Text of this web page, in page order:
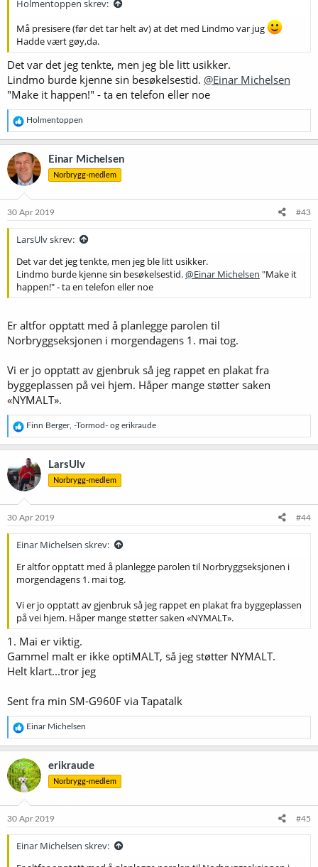
Holmentoppen skrev:
Må presisere (før det tar helt av) at det med Lindmo var jug
Hadde vært gøy,da.
Det var det jeg tenkte, men jeg ble litt usikker.
Lindmo burde kjenne sin besøkelsestid. @Einar Michelsen
"Make it happen!" - ta en telefon eller noe
R
e
a
k
s
j
o
e
Holmentoppen
Einar Michelsen
Norbrygg-medlem
30 Apr 2019 #43
LarsUlv skrev:
Det var det jeg tenkte, men jeg ble litt usikker.
Lindmo burde kjenne sin besøkelsestid.@Einar Michelsen "Make it
happen!" - ta en telefon eller noe
Er altfor opptatt med å planlegge parolen til
Norbryggseksjonen i morgendagens 1. mai tog.
Vi er jo opptatt av gjenbruk så jeg rappet en plakat fra
byggeplassen på vei hjem. Håper mange støtter saken
«NYMALT».
R
e
a
k
s
j
o
e
Finn Berger, -Tormod- og erikraude
LarsUlv
Norbrygg-medlem
30 Apr 2019 #44
Einar Michelsen skrev:
Er altfor opptatt med å planlegge parolen til Norbryggseksjonen i
morgendagens 1. mai tog.
Vi er jo opptatt av gjenbruk så jeg rappet en plakat fra byggeplassen
på vei hjem. Håper mange støtter saken «NYMALT».
1. Mai er viktig.
Gammel malt er ikke optiMALT, så jeg støtter NYMALT.
Helt klart...tror jeg
Sent fra min SM-G960F via Tapatalk
R
e
a
k
s
j
o
e
Einar Michelsen
erikraude
Norbrygg-medlem
30 Apr 2019 #45
Einar Michelsen skrev: